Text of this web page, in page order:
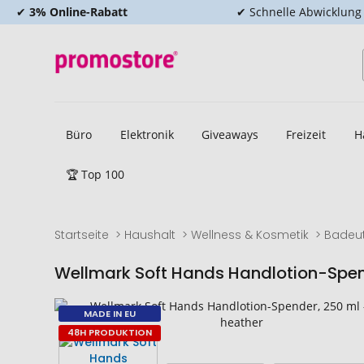
✔ 3% Online-Rabatt ✔ Schnelle Abwicklung
Büro Elektronik Giveaways Freizeit
🏆 Top 100
Startseite Haushalt Wellness & Kosmetik
Wellmark Soft Hands Handlotion-
Zum
Ende
der
Bildgalerie
Zum
Anfang
der
Bildgalerie
MADE IN EU
48H PRODUKTION